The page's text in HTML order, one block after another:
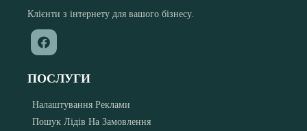
Клієнти з інтернету для вашого бізнесу.
ПОСЛУГИ
Налаштування Реклами
Пошук Лідів На Замовлення